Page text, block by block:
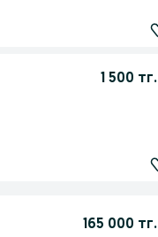
1 500 тг.
165 000 тг.